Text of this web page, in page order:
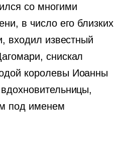
со многими
в число его близких
входил известный
снискал
королевы Иоанны
под именем